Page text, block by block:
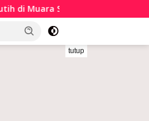
Sampara
tutup